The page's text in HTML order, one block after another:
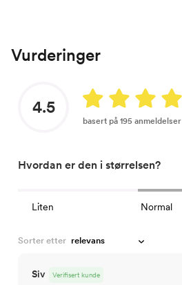
Vurderinger
4.5
basert på 195 anmeldelser
Hvordan er den i størrelsen?
Liten Normal
Sorter etter
Siv Verifisert kunde